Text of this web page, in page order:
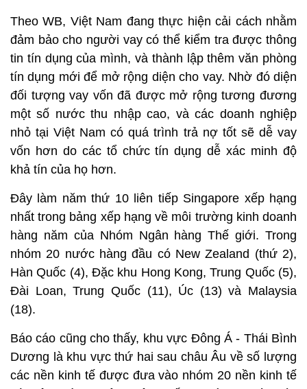
Theo WB, Việt Nam đang thực hiện cải cách nhằm
đảm bảo cho người vay có thể kiểm tra được thông
tin tín dụng của mình, và thành lập thêm văn phòng
tín dụng mới để mở rộng diện cho vay. Nhờ đó diện
đối tượng vay vốn đã được mở rộng tương đương
một số nước thu nhập cao, và các doanh nghiệp
nhỏ tại Việt Nam có quá trình trả nợ tốt sẽ dễ vay
vốn hơn do các tổ chức tín dụng dễ xác minh độ
khả tín của họ hơn.
Đây làm năm thứ 10 liên tiếp Singapore xếp hạng
nhất trong bảng xếp hạng về môi trường kinh doanh
hàng năm của Nhóm Ngân hàng Thế giới. Trong
nhóm 20 nước hàng đầu có New Zealand (thứ 2),
Hàn Quốc (4), Đặc khu Hong Kong, Trung Quốc (5),
Đài Loan, Trung Quốc (11), Úc (13) và Malaysia
(18).
Báo cáo cũng cho thấy, khu vực Đông Á - Thái Bình
Dương là khu vực thứ hai sau châu Âu về số lượng
các nền kinh tế được đưa vào nhóm 20 nền kinh tế